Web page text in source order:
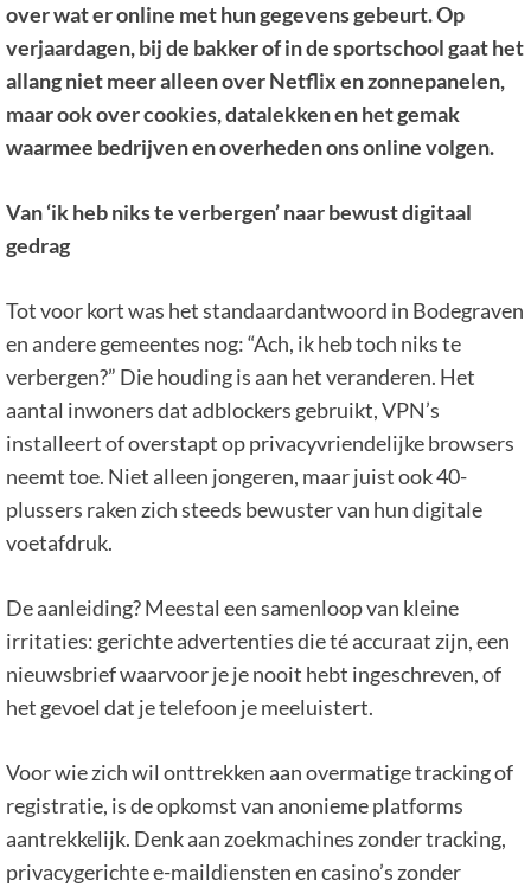
over wat er online met hun gegevens gebeurt. Op
verjaardagen, bij de bakker of in de sportschool gaat het
allang niet meer alleen over Netflix en zonnepanelen,
maar ook over cookies, datalekken en het gemak
waarmee bedrijven en overheden ons online volgen.
Van ‘ik heb niks te verbergen’ naar bewust digitaal
gedrag
Tot voor kort was het standaardantwoord in Bodegraven
en andere gemeentes nog: “Ach, ik heb toch niks te
verbergen?” Die houding is aan het veranderen. Het
aantal inwoners dat adblockers gebruikt, VPN’s
installeert of overstapt op privacyvriendelijke browsers
neemt toe. Niet alleen jongeren, maar juist ook 40-
plussers raken zich steeds bewuster van hun digitale
voetafdruk.
De aanleiding? Meestal een samenloop van kleine
irritaties: gerichte advertenties die té accuraat zijn, een
nieuwsbrief waarvoor je je nooit hebt ingeschreven, of
het gevoel dat je telefoon je meeluistert.
Voor wie zich wil onttrekken aan overmatige tracking of
registratie, is de opkomst van anonieme platforms
aantrekkelijk. Denk aan zoekmachines zonder tracking,
privacygerichte e-maildiensten en casino’s zonder